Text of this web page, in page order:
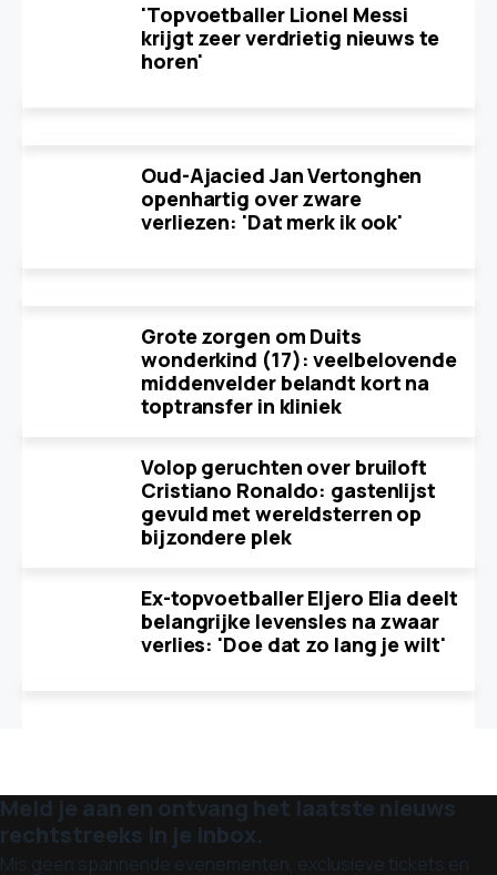
'Topvoetballer Lionel Messi
krijgt zeer verdrietig nieuws te
horen'
Oud-Ajacied Jan Vertonghen
openhartig over zware
verliezen: 'Dat merk ik ook'
Grote zorgen om Duits
wonderkind (17): veelbelovende
middenvelder belandt kort na
toptransfer in kliniek
Volop geruchten over bruiloft
Cristiano Ronaldo: gastenlijst
gevuld met wereldsterren op
bijzondere plek
Ex-topvoetballer Eljero Elia deelt
belangrijke levensles na zwaar
verlies: 'Doe dat zo lang je wilt'
Meld je aan en ontvang het laatste nieuws
rechtstreeks in je inbox.
Mis geen spannende evenementen, exclusieve tickets en